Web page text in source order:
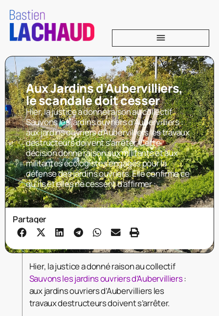
Aux Jardins d’Aubervilliers,
le scandale doit cesser
Hier, la justice a donné raison au collectif
Sauvons les jardins ouvriers d’Aubervilliers :
aux jardins ouvriers d’Aubervilliers les travaux
destructeurs doivent s’arrêter. Cette
décision donne raison aux militants et aux
militantes écologistes engagés pour la
défense des jardins ouvriers. Elle confirme ce
qu’ils et elles ne cessent d’affirmer :
Partager
Hier, la justice a donné raison au collectif
Sauvons les jardins ouvriers d’Aubervilliers:
aux jardins ouvriers d’Aubervilliers les
travaux destructeurs doivent s’arrêter.